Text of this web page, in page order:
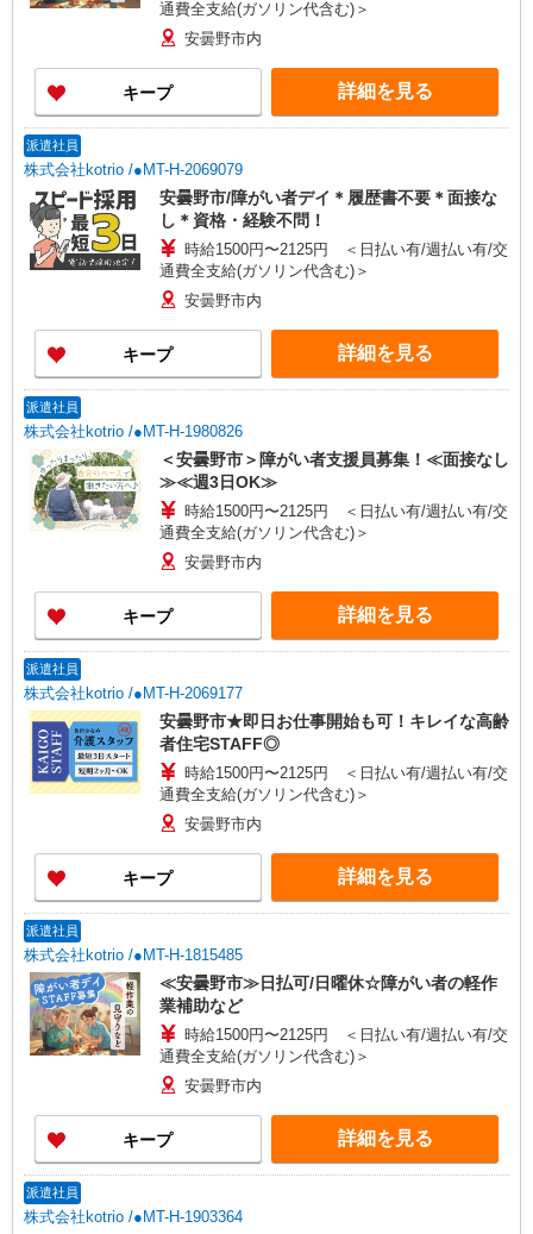
通費全支給(ガソリン代含む)＞
安曇野市内
キープ 詳細を見る
派遣社員
株式会社kotrio /●MT-H-2069079
安曇野市/障がい者デイ＊履歴書不要＊面接な
し＊資格・経験不問！
時給1500円〜2125円 ＜日払い有/週払い有/交
通費全支給(ガソリン代含む)＞
安曇野市内
キープ 詳細を見る
派遣社員
株式会社kotrio /●MT-H-1980826
＜安曇野市＞障がい者支援員募集！≪面接なし
≫≪週3日OK≫
時給1500円〜2125円 ＜日払い有/週払い有/交
通費全支給(ガソリン代含む)＞
安曇野市内
キープ 詳細を見る
派遣社員
株式会社kotrio /●MT-H-2069177
安曇野市★即日お仕事開始も可！キレイな高齢
者住宅STAFF◎
時給1500円〜2125円 ＜日払い有/週払い有/交
通費全支給(ガソリン代含む)＞
安曇野市内
キープ 詳細を見る
派遣社員
株式会社kotrio /●MT-H-1815485
≪安曇野市≫日払可/日曜休☆障がい者の軽作
業補助など
時給1500円〜2125円 ＜日払い有/週払い有/交
通費全支給(ガソリン代含む)＞
安曇野市内
キープ 詳細を見る
派遣社員
株式会社kotrio /●MT-H-1903364